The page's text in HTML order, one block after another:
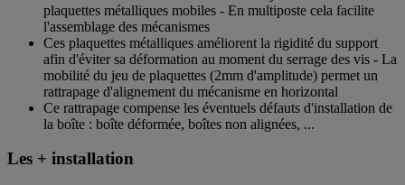
plaquettes métalliques mobiles - En multiposte cela facilite
l'assemblage des mécanismes
Ces plaquettes métalliques améliorent la rigidité du support
afin d'éviter sa déformation au moment du serrage des vis - La
mobilité du jeu de plaquettes (2mm d'amplitude) permet un
rattrapage d'alignement du mécanisme en horizontal
Ce rattrapage compense les éventuels défauts d'installation de
la boîte : boîte déformée, boîtes non alignées, ...
Les + installation